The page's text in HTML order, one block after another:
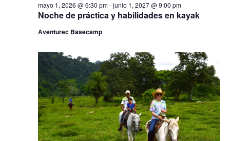
b
s
q
u
e
d
n
t
o
Noche de práctica y habilidades en kayak
mayo 1, 2026 @ 6:30 pm-junio 1, 2027 @ 9:00 pm
Aventurec Basecamp